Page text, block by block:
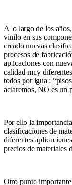
A lo largo de los
vinilo en sus
creado nuevas
procesos de
aplicaciones con
calidad muy
todos por igual:
aclaremos, NO es un
Por ello la
clasificaciones de
diferentes
precios de materiales
Otro punto